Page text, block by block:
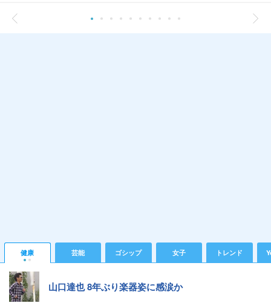
健康 芸能 ゴシップ 女子 トレンド
山口達也 8年ぶり楽器姿に感涙か